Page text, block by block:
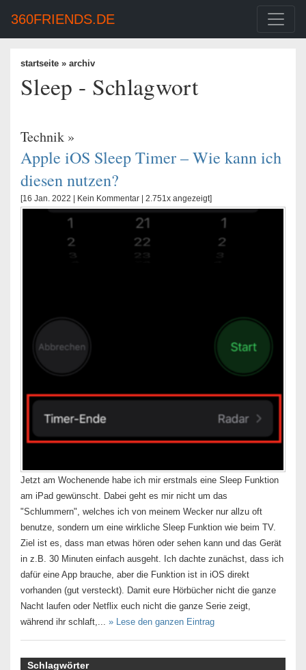
360FRIENDS.DE
startseite » archiv
Sleep - Schlagwort
Technik »
Apple iOS Sleep Timer – Wie kann ich
diesen nutzen?
[16 Jan. 2022 | Kein Kommentar | 2.751x angezeigt]
Jetzt am Wochenende habe ich mir erstmals eine Sleep Funktion
am iPad gewünscht. Dabei geht es mir nicht um das
"Schlummern", welches ich von meinem Wecker nur allzu oft
benutze, sondern um eine wirkliche Sleep Funktion wie beim TV.
Ziel ist es, dass man etwas hören oder sehen kann und das Gerät
in z.B. 30 Minuten einfach ausgeht. Ich dachte zunächst, dass ich
dafür eine App brauche, aber die Funktion ist in iOS direkt
vorhanden (gut versteckt). Damit eure Hörbücher nicht die ganze
Nacht laufen oder Netflix euch nicht die ganze Serie zeigt,
während ihr schlaft,... » Lese den ganzen Eintrag
Schlagwörter